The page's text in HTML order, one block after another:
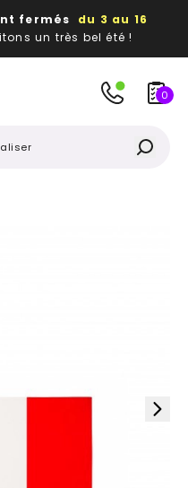
fermés du 3 au 16
un très bel été !
0